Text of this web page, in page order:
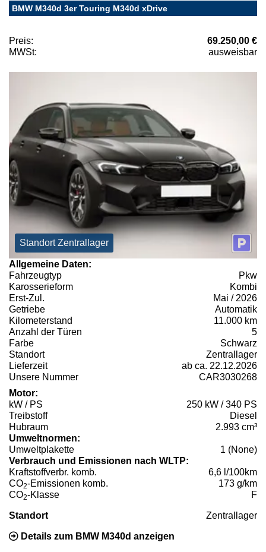
BMW M340d 3er Touring M340d xDrive
Preis:
69.250,00 €
MWSt:
ausweisbar
Standort Zentrallager
Allgemeine Daten:
Fahrzeugtyp
Pkw
Karosserieform
Kombi
Erst-Zul.
Mai / 2026
Getriebe
Automatik
Kilometerstand
11.000 km
Anzahl der Türen
5
Farbe
Schwarz
Standort
Zentrallager
Lieferzeit
ab ca. 22.12.2026
Unsere Nummer
CAR3030268
Motor:
kW / PS
250 kW / 340 PS
Treibstoff
Diesel
Hubraum
2.993 cm³
Umweltnormen:
Umweltplakette
1 (None)
Verbrauch und Emissionen nach WLTP:
Kraftstoffverbr. komb.
6,6 l/100km
CO2-Emissionen komb.
173 g/km
CO2-Klasse F
Standort Zentrallager
Details zum BMW M340d anzeigen